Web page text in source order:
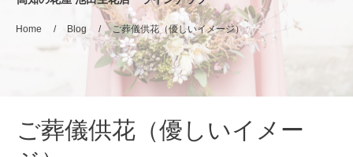
Home / Blog / ご葬儀供花（優しいイメージ）
ご葬儀供花（優しいイメー